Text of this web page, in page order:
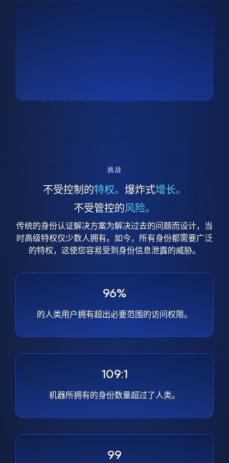
挑战
不受控制的特权。 爆炸式增长。
不受管控的风险。
传统的身份认证解决方案为解决过去的问题而设计，当
时高级特权仅少数人拥有。如今，所有身份都需要广泛
的特权，这使您容易受到身份信息泄露的威胁。
96%
的人类用户拥有超出必要范围的访问权限。
109:1
机器所拥有的身份数量超过了人类。
99